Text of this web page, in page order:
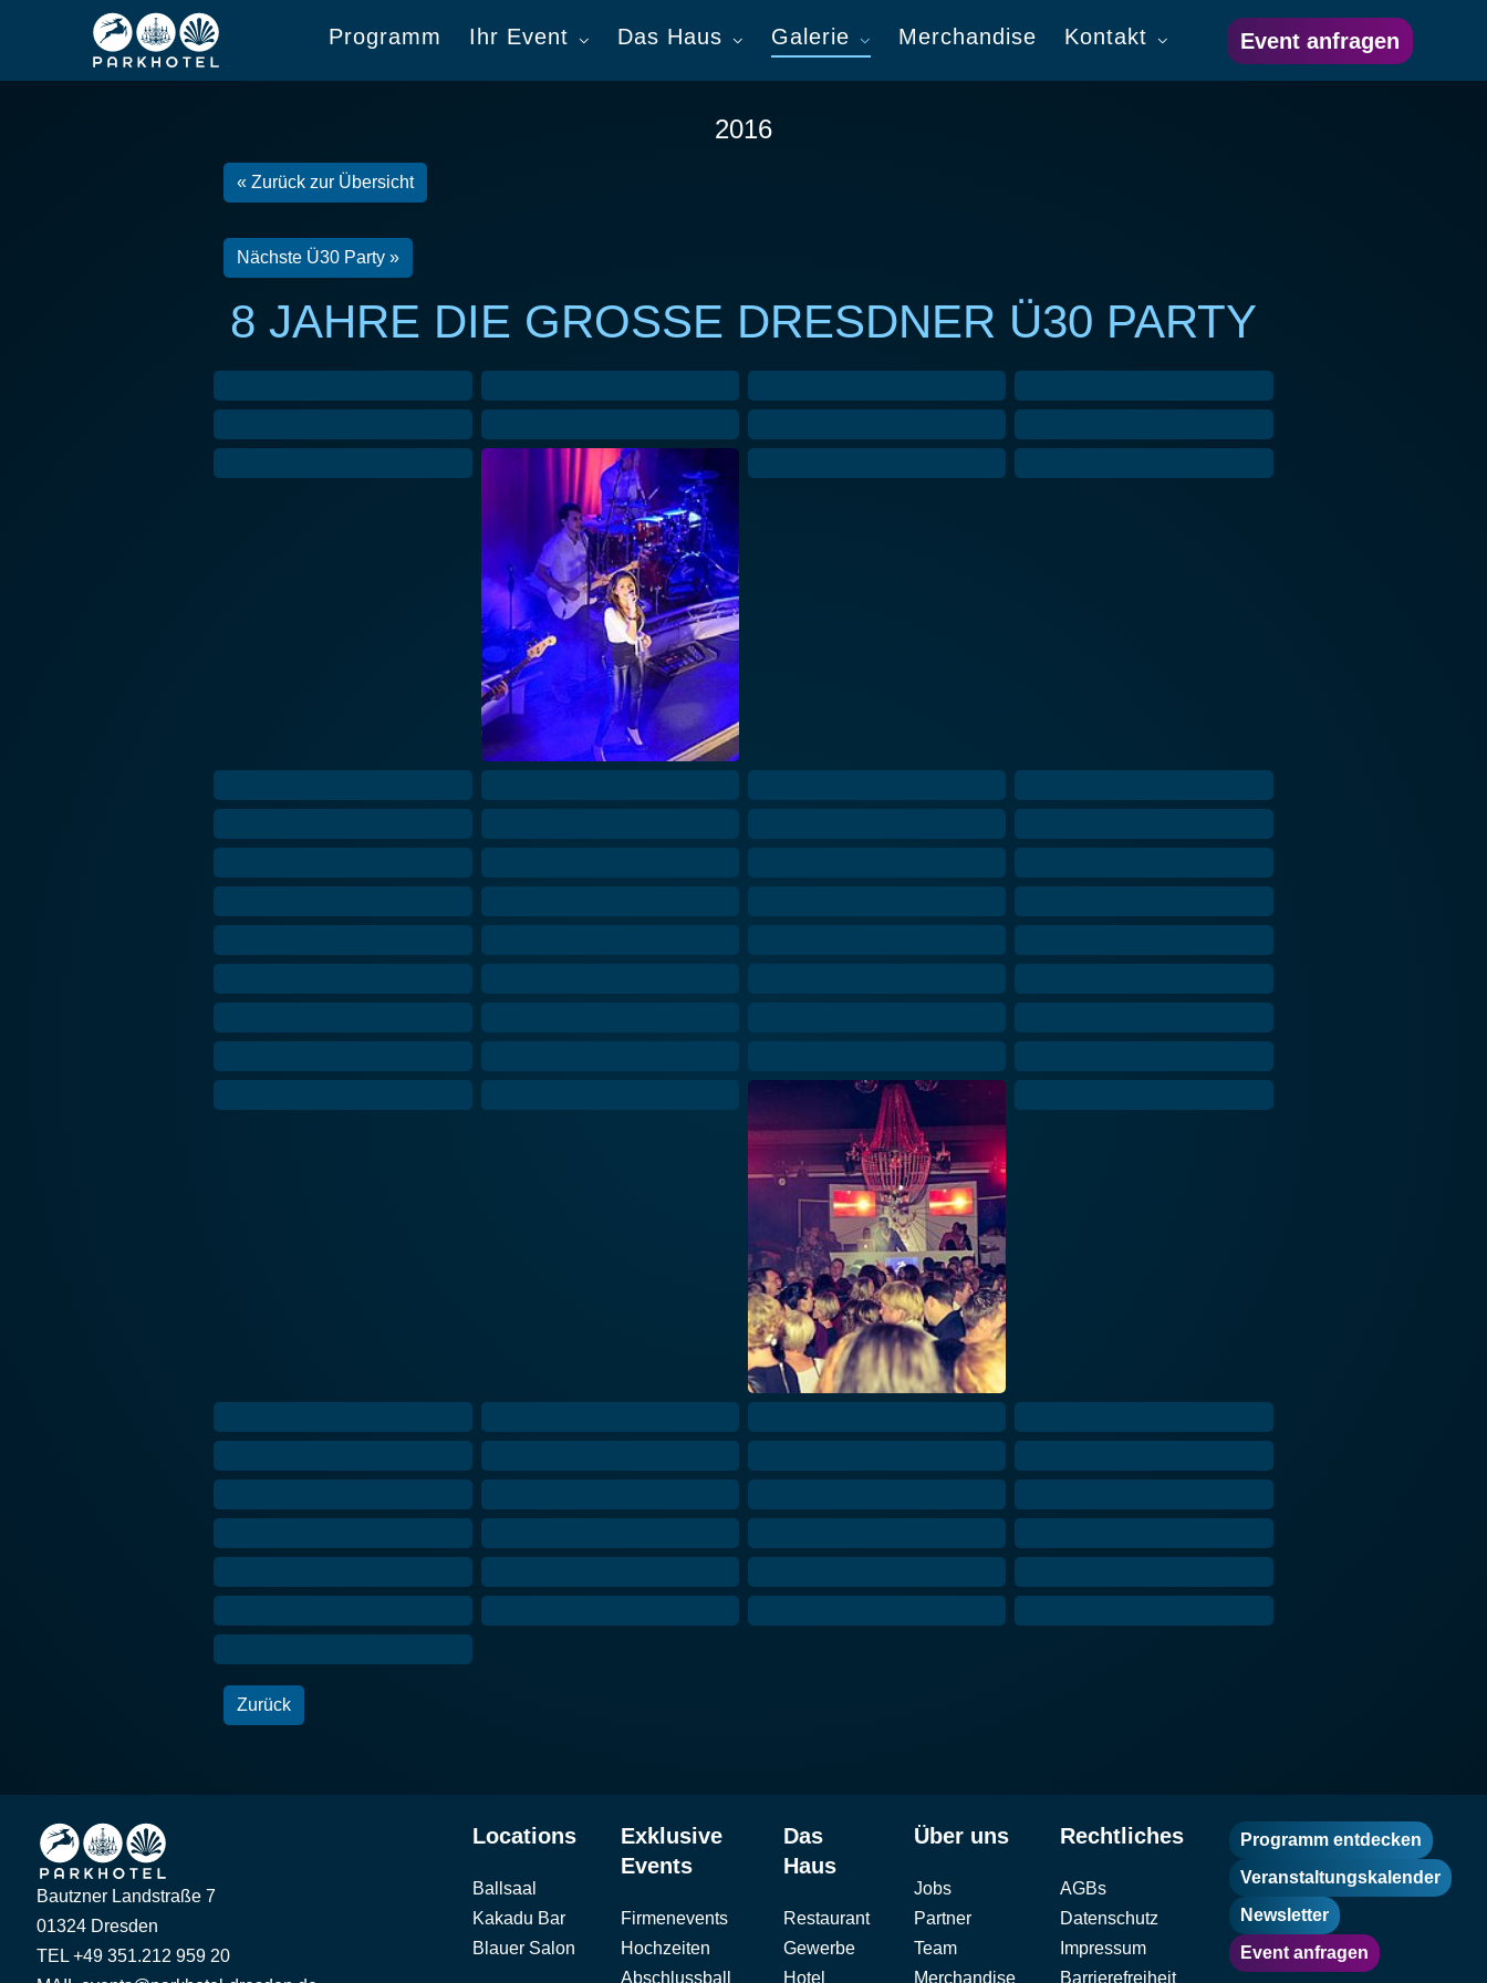
Programm Ihr Event Das Haus Galerie Merchandise Kontakt Event anfragen
2016
« Zurück zur Übersicht
Nächste Ü30 Party »
8 JAHRE DIE GROSSE DRESDNER Ü30 PARTY
Zurück
Bautzner Landstraße 7
01324 Dresden
TEL +49 351.212 959 20
Locations
Ballsaal
Kakadu Bar
Blauer Salon
Exklusive
Events
Firmenevents
Hochzeiten
Abschlussball
Das
Haus
Restaurant
Gewerbe
Hotel
Über uns
Jobs
Partner
Team
Merchandise
Rechtliches
AGBs
Datenschutz
Impressum
Barrierefreiheit
Programm entdecken
Veranstaltungskalender
Newsletter
Event anfragen